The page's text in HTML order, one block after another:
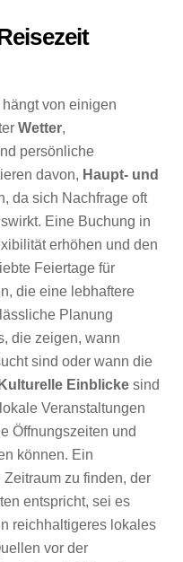
hängt von einigen
Wetter,
persönliche
davon, Haupt- und
da sich Nachfrage oft
Eine Buchung in
erhöhen und den
Feiertage für
die eine lebhaftere
Planung
die zeigen, wann
sind oder wann die
Kulturelle Einblicke sind
Veranstaltungen
Öffnungszeiten und
können. Ein
zu finden, der
entspricht, sei es
reichhaltigeres lokales
vor der